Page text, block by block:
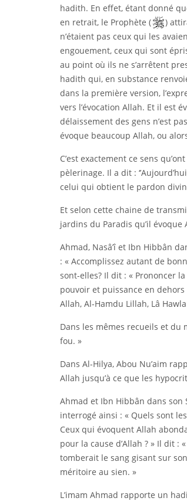
hadith. En effet, étant donné
en retrait, le Prophète (
)
n’étaient pas ceux qui les
engouement, ceux qui sont
au point où ils ne s’arrêtent
hadith qui, en substance
dans la première version,
vers l’évocation Allah. Et il est
délaissement des gens n’est
évoque beaucoup Allah, ou
C’est exactement ce sens
pèlerinage. Il a dit :
celui qui obtient le pardon
Et selon cette chaine de
jardins du Paradis qu’il
Ahmad, Nasâ’î et Ibn Hibbân
: « Accomplissez autant de
sont-elles? Il dit : « Prononcer
pouvoir et puissance en
Allah, Al-Hamdu Lillah, Lâ
Dans les mêmes recueils et du
fou. »
Dans Al-Hilya, Abou Nu’aim
Allah jusqu’à ce que les
Ahmad et Ibn Hibbân dans
interrogé ainsi : « Quels sont
Ceux qui évoquent Allah
pour la cause d’Allah ? » Il dit :
tomberait le sang gisant sur
méritoire au sien. »
L’imam Ahmad rapporte un